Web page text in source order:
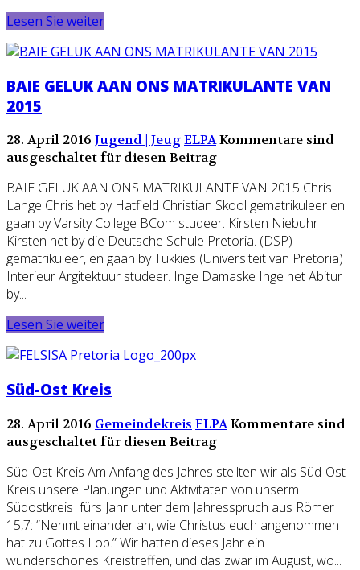
Lesen Sie weiter
BAIE GELUK AAN ONS MATRIKULANTE VAN
2015
28. April 2016 Jugend | JeugELPAKommentare sind
ausgeschaltet für diesen Beitrag
BAIE GELUK AAN ONS MATRIKULANTE VAN 2015 Chris
Lange Chris het by Hatfield Christian Skool gematrikuleer en
gaan by Varsity College BCom studeer. Kirsten Niebuhr
Kirsten het by die Deutsche Schule Pretoria. (DSP)
gematrikuleer, en gaan by Tukkies (Universiteit van Pretoria)
Interieur Argitektuur studeer. Inge Damaske Inge het Abitur
by...
Lesen Sie weiter
Süd-Ost Kreis
28. April 2016 Gemeindekreis ELPAKommentare sind
ausgeschaltet für diesen Beitrag
Süd-Ost Kreis Am Anfang des Jahres stellten wir als Süd-Ost
Kreis unsere Planungen und Aktivitäten von unserm
Südostkreis fürs Jahr unter dem Jahresspruch aus Römer
15,7: “Nehmt einander an, wie Christus euch angenommen
hat zu Gottes Lob.” Wir hatten dieses Jahr ein
wunderschönes Kreistreffen, und das zwar im August, wo...